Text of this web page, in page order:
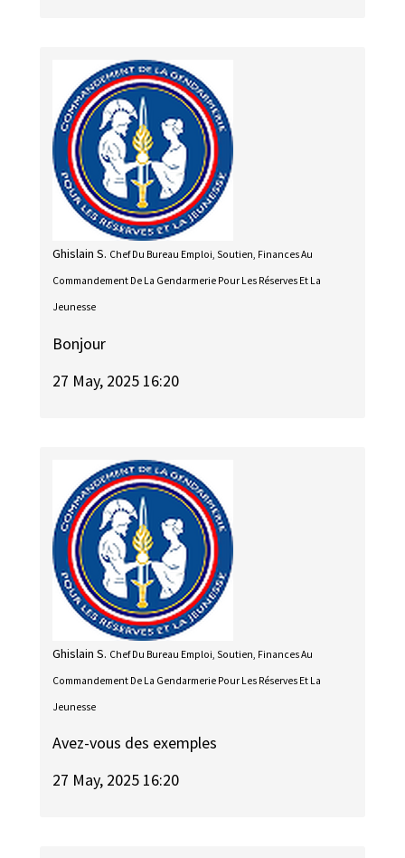
Ghislain S. Chef Du Bureau Emploi, Soutien, Finances Au
Commandement De La Gendarmerie Pour Les Réserves Et La
Jeunesse
Bonjour
27 May, 2025 16:20
Ghislain S. Chef Du Bureau Emploi, Soutien, Finances Au
Commandement De La Gendarmerie Pour Les Réserves Et La
Jeunesse
Avez-vous des exemples
27 May, 2025 16:20